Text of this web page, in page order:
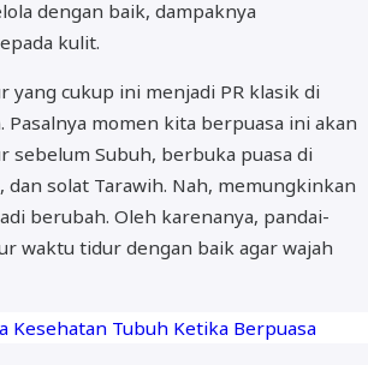
dengan baik, dampaknya
kulit.
yang cukup ini menjadi PR klasik di
Pasalnya momen kita berpuasa ini akan
sebelum Subuh, berbuka puasa di
solat Tarawih. Nah, memungkinkan
berubah. Oleh karenanya, pandai-
waktu tidur dengan baik agar wajah
Kesehatan Tubuh Ketika Berpuasa